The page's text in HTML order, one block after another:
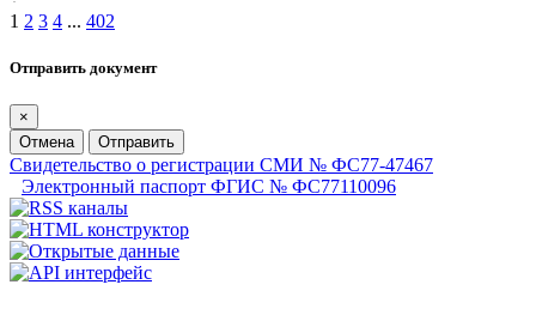
1 2 3 4 ... 402
Отправить документ
×
Отмена
Отправить
Свидетельство о регистрации СМИ № ФС77-47467
Электронный паспорт ФГИС № ФС77110096